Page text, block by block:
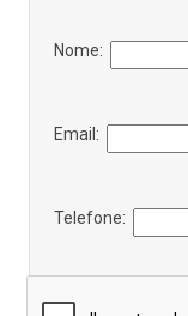
Nome:
Email:
Telefone: